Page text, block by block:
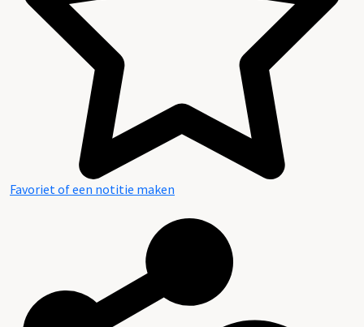
Favoriet of een notitie maken